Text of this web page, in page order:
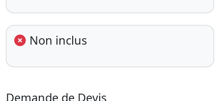
Non inclus
Demande de Devis